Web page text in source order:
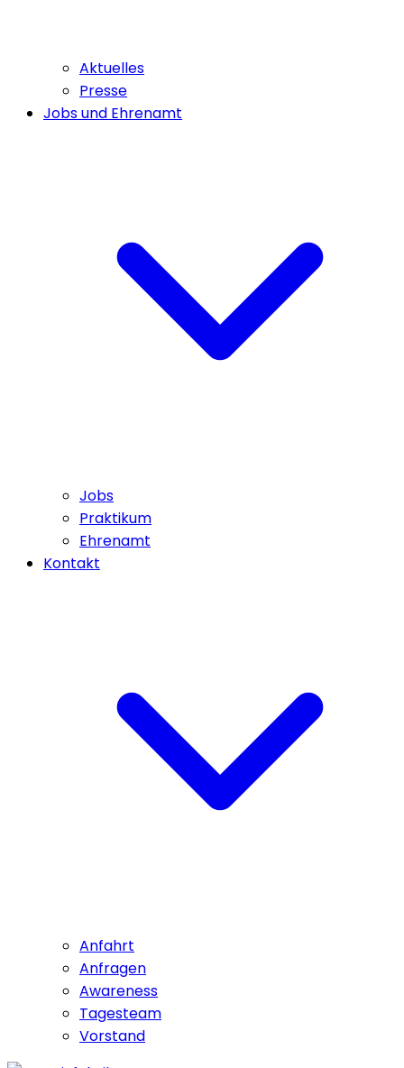
Aktuelles
Presse
Jobs und Ehrenamt
Jobs
Praktikum
Ehrenamt
Kontakt
Anfahrt
Anfragen
Awareness
Tagesteam
Vorstand